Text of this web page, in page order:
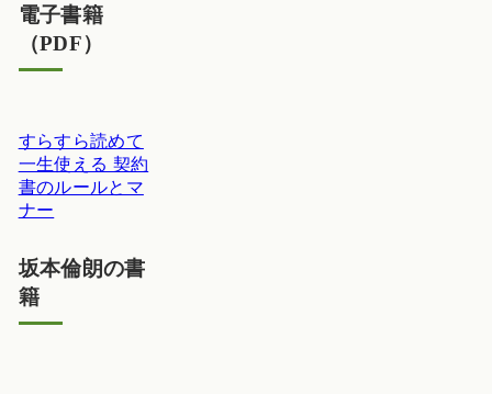
電子書籍
（PDF）
すらすら読めて
一生使える 契約
書のルールとマ
ナー
坂本倫朗の書
籍